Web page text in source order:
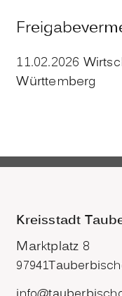
11.02.2026
Württemberg
Kreisstadt
Marktplatz 8
97941